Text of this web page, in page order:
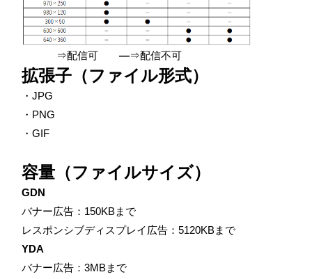
⇒配信可 ―⇒配信不可
拡張子（ファイル形式）
・JPG
・PNG
・GIF
容量（ファイルサイズ）
GDN
バナー広告：150KBまで
レスポンシブディスプレイ広告：5120KBまで
YDA
バナー広告：3MBまで